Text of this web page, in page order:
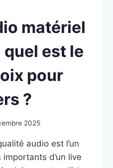
matériel
est le
pour
?
2025
audio est l’un
d’un live